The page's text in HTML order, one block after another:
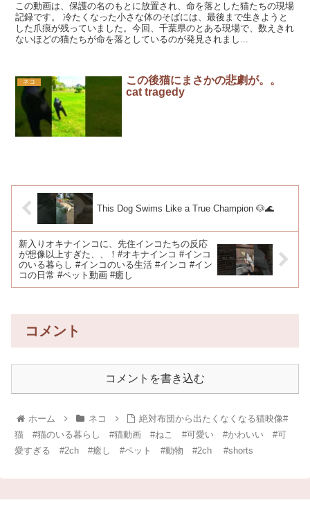
この動画は、保護の名のもとに放置され、命を落とした猫たちの現場
記録です。 冷たくなった小さな体のそばには、最後まで生きようと
した爪痕が残っていました。今回、千葉県のとある現場で、数えきれ
ないほどの猫たちが命を落としているのが発見されまし...
ネコ
この後猫にまさかの悲劇が。。
cat tragedy
This Dog Swims Like a True Champion 🐶🌊
新入りオキナインコに、先住インコたちの反応
が想像以上すぎた、、！#オキナインコ #インコ
のいる暮らし #インコのいる生活 #インコ #イン
コの日常 #ペット動画 #癒し
コメント
コメントを書き込む
ホーム ネコ
絶対布団から出たくなくなる猫映像#
猫 #猫のいる暮らし #猫動画 #ねこ #可愛い #かわいい #可
愛すぎる #2ch #癒し #ペット #動物 #2ch #shorts